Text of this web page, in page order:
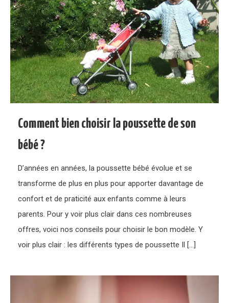
Comment bien choisir la poussette de son
bébé ?
D’années en années, la poussette bébé évolue et se
transforme de plus en plus pour apporter davantage de
confort et de praticité aux enfants comme à leurs
parents. Pour y voir plus clair dans ces nombreuses
offres, voici nos conseils pour choisir le bon modèle. Y
voir plus clair : les différents types de poussette Il […]